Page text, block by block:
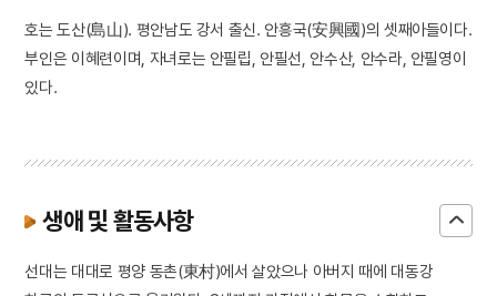
호는 도산(島山). 평안남도 강서 출신. 안흥국(安興國)의 셋째아들이다.
부인은 이혜련이며, 자녀로는 안필립, 안필선, 안수산, 안수라, 안필영이
있다.
생애 및 활동사항
선대는 대대로 평양 동촌(東村)에서 살았으나 아버지 때에 대동강